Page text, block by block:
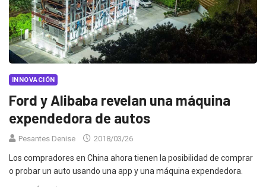
INNOVACIÓN
Ford y Alibaba revelan una máquina
expendedora de autos
Pesantes Denise 2018/03/26
Los compradores en China ahora tienen la posibilidad de comprar
o probar un auto usando una app y una máquina expendedora.